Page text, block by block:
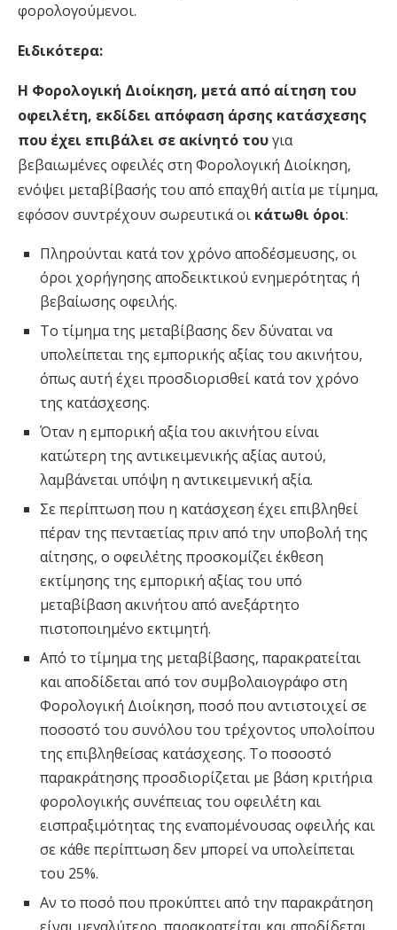
φορολογούμενοι.
Ειδικότερα:
Η Φορολογική Διοίκηση, μετά από αίτηση του
οφειλέτη, εκδίδει απόφαση άρσης κατάσχεσης
που έχει επιβάλει σε ακίνητό τουγια
βεβαιωμένες οφειλές στη Φορολογική Διοίκηση,
ενόψει μεταβίβασής του από επαχθή αιτία με τίμημα,
εφόσον συντρέχουν σωρευτικά οι κάτωθι όροι:
Πληρούνται κατά τον χρόνο αποδέσμευσης, οι
όροι χορήγησης αποδεικτικού ενημερότητας ή
βεβαίωσης οφειλής.
Το τίμημα της μεταβίβασης δεν δύναται να
υπολείπεται της εμπορικής αξίας του ακινήτου,
όπως αυτή έχει προσδιορισθεί κατά τον χρόνο
της κατάσχεσης.
Όταν η εμπορική αξία του ακινήτου είναι
κατώτερη της αντικειμενικής αξίας αυτού,
λαμβάνεται υπόψη η αντικειμενική αξία.
Σε περίπτωση που η κατάσχεση έχει επιβληθεί
πέραν της πενταετίας πριν από την υποβολή της
αίτησης, ο οφειλέτης προσκομίζει έκθεση
εκτίμησης της εμπορική αξίας του υπό
μεταβίβαση ακινήτου από ανεξάρτητο
πιστοποιημένο εκτιμητή.
Από το τίμημα της μεταβίβασης, παρακρατείται
και αποδίδεται από τον συμβολαιογράφο στη
Φορολογική Διοίκηση, ποσό που αντιστοιχεί σε
ποσοστό του συνόλου του τρέχοντος υπολοίπου
της επιβληθείσας κατάσχεσης. Το ποσοστό
παρακράτησης προσδιορίζεται με βάση κριτήρια
φορολογικής συνέπειας του οφειλέτη και
εισπραξιμότητας της εναπομένουσας οφειλής και
σε κάθε περίπτωση δεν μπορεί να υπολείπεται
του 25%.
Αν το ποσό που προκύπτει από την παρακράτηση